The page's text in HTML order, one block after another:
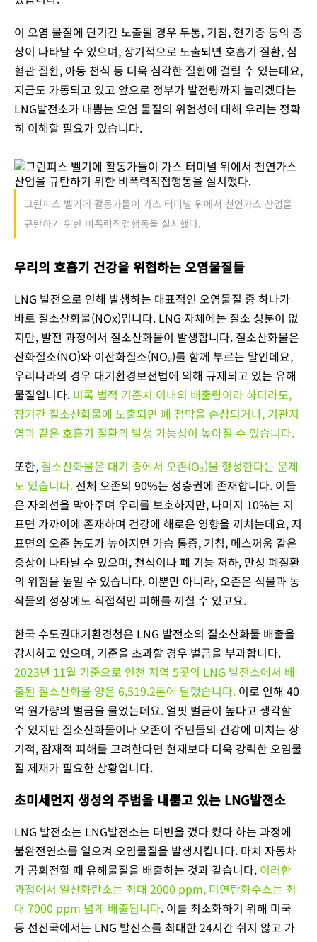
이 오염 물질에 단기간 노출될 경우 두통, 기침, 현기증 등의 증
상이 나타날 수 있으며, 장기적으로 노출되면 호흡기 질환, 심
혈관 질환, 아동 천식 등 더욱 심각한 질환에 걸릴 수 있는데요,
지금도 가동되고 있고 앞으로 정부가 발전량까지 늘리겠다는
LNG발전소가 내뿜는 오염 물질의 위험성에 대해 우리는 정확
히 이해할 필요가 있습니다.
그린피스 벨기에 활동가들이 가스 터미널 위에서 천연가스 산업을
규탄하기 위한 비폭력직접행동을 실시했다.
우리의 호흡기 건강을 위협하는 오염물질들
LNG 발전으로 인해 발생하는 대표적인 오염물질 중 하나가
바로 질소산화물(NOx)입니다. LNG 자체에는 질소 성분이 없
지만, 발전 과정에서 질소산화물이 발생합니다. 질소산화물은
산화질소(NO)와 이산화질소(NO₂)를 함께 부르는 말인데요,
우리나라의 경우 대기환경보전법에 의해 규제되고 있는 유해
물질입니다. 비록 법적 기준치 이내의 배출량이라 하더라도,
장기간 질소산화물에 노출되면 폐 점막을 손상되거나, 기관지
염과 같은 호흡기 질환의 발생 가능성이 높아질 수 있습니다.
또한, 질소산화물은 대기 중에서 오존(O₃)을 형성한다는 문제
도 있습니다. 전체 오존의 90%는 성층권에 존재합니다. 이들
은 자외선을 막아주며 우리를 보호하지만, 나머지 10%는 지
표면 가까이에 존재하며 건강에 해로운 영향을 끼치는데요, 지
표면의 오존 농도가 높아지면 가슴 통증, 기침, 메스꺼움 같은
증상이 나타날 수 있으며, 천식이나 폐 기능 저하, 만성 폐질환
의 위험을 높일 수 있습니다. 이뿐만 아니라, 오존은 식물과 농
작물의 성장에도 직접적인 피해를 끼칠 수 있고요.
한국 수도권대기환경청은 LNG 발전소의 질소산화물 배출을
감시하고 있으며, 기준을 초과할 경우 벌금을 부과합니다.
2023년 11월 기준으로 인천 지역 5곳의 LNG 발전소에서 배
출된 질소산화물 양은 6,519.2톤에 달했습니다. 이로 인해 40
억 원가량의 벌금을 물었는데요. 얼핏 벌금이 높다고 생각할
수 있지만 질소산화물이나 오존이 주민들의 건강에 미치는 장
기적, 잠재적 피해를 고려한다면 현재보다 더욱 강력한 오염물
질 제재가 필요한 상황입니다.
초미세먼지 생성의 주범을 내뿜고 있는 LNG발전소
LNG 발전소는 LNG발전소는 터빈을 껐다 켰다 하는 과정에
불완전연소를 일으켜 오염물질을 발생시킵니다. 마치 자동차
가 공회전할 때 유해물질을 배출하는 것과 같습니다. 이러한
과정에서 일산화탄소는 최대 2000 ppm, 미연탄화수소는 최
대 7000 ppm 넘게 배출됩니다. 이를 최소화하기 위해 미국
등 선진국에서는 LNG 발전소를 최대한 24시간 쉬지 않고 가